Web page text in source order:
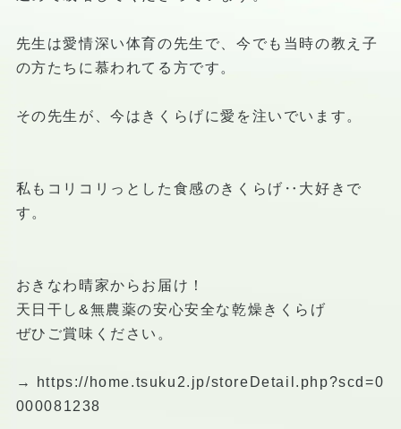
先生は愛情深い体育の先生で、今でも当時の教え子
の方たちに慕われてる方です。
その先生が、今はきくらげに愛を注いでいます。
私もコリコリっとした食感のきくらげ‥大好きで
す。
おきなわ晴家からお届け！
天日干し&無農薬の安心安全な乾燥きくらげ
ぜひご賞味ください。
→
https://home.tsuku2.jp/storeDetail.php?scd=0
000081238